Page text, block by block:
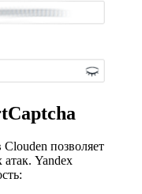
позволяет
атак. Yandex